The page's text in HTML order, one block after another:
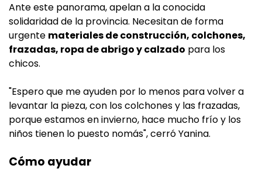
Ante este panorama, apelan a la conocida
solidaridad de la provincia. Necesitan de forma
urgente materiales de construcción, colchones,
frazadas, ropa de abrigo y calzado para los
chicos.
"Espero que me ayuden por lo menos para volver a
levantar la pieza, con los colchones y las frazadas,
porque estamos en invierno, hace mucho frío y los
niños tienen lo puesto nomás", cerró Yanina.
Cómo ayudar